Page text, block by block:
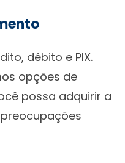
débito e PIX.
opções de
possa adquirir a